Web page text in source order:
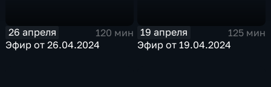
26 апреля
120 мин
Эфир от 26.04.2024
19 апреля
125 мин
Эфир от 19.04.2024